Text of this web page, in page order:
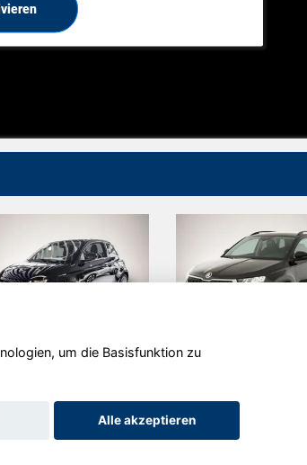
Fiat 500e
um die Basisfunktion zu
Alle akzeptieren